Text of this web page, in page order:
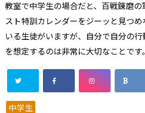
教室で中学生の場合だと、百戦錬磨
スト特訓カレンダーをジーッと見つ
いる生徒がいますが、自分で自分の
を想定するのは非常に大切なことです。
中学生